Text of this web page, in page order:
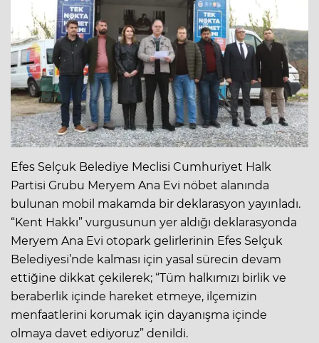
Efes Selçuk Belediye Meclisi Cumhuriyet Halk
Partisi Grubu Meryem Ana Evi nöbet alanında
bulunan mobil makamda bir deklarasyon yayınladı.
“Kent Hakkı” vurgusunun yer aldığı deklarasyonda
Meryem Ana Evi otopark gelirlerinin Efes Selçuk
Belediyesi’nde kalması için yasal sürecin devam
ettiğine dikkat çekilerek; “Tüm halkımızı birlik ve
beraberlik içinde hareket etmeye, ilçemizin
menfaatlerini korumak için dayanışma içinde
olmaya davet ediyoruz” denildi.